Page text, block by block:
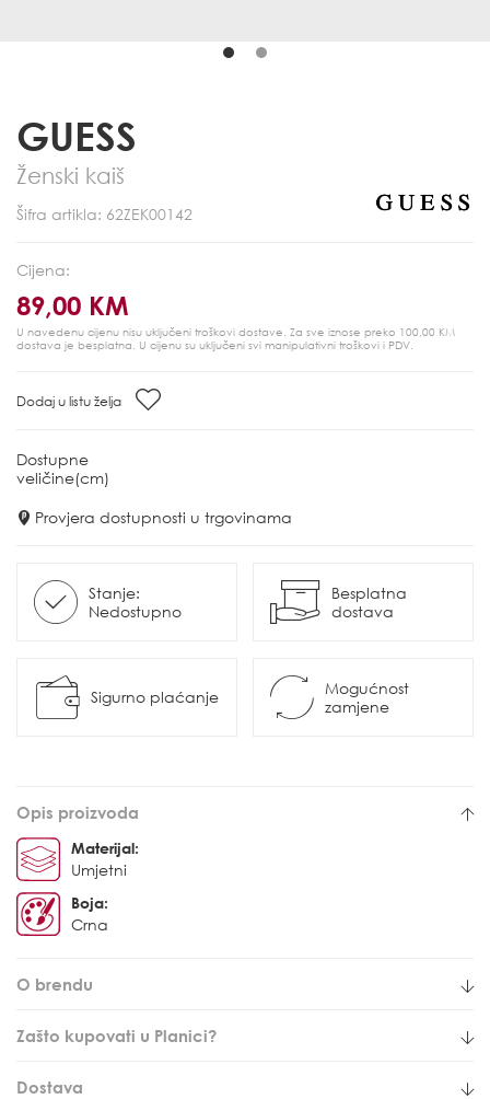
GUESS
Ženski kaiš
Šifra artikla: 62ZEK00142
Cijena:
89,00 KM
U navedenu cijenu nisu uključeni troškovi dostave. Za sve iznose preko 100,00 KM
dostava je besplatna. U cijenu su uključeni svi manipulativni troškovi i PDV.
Dodaj u listu želja
Dostupne
veličine(cm)
Provjera dostupnosti u trgovinama
Stanje:
Nedostupno
Besplatna
dostava
Sigurno plaćanje
Mogućnost
zamjene
Opis proizvoda
Materijal:
Umjetni
Boja:
Crna
O brendu
Zašto kupovati u Planici?
Dostava